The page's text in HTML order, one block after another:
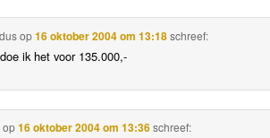
op16 oktober 2004 om 13:18schreef:
ik het voor 135.000,-
op16 oktober 2004 om 13:36schreef: